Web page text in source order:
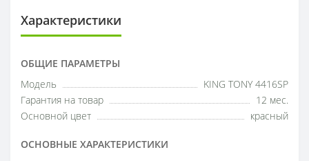
Характеристики
ОБЩИЕ ПАРАМЕТРЫ
Модель
KING TONY 4416SP
Гарантия на товар
12 мес.
Основной цвет
красный
ОСНОВНЫЕ ХАРАКТЕРИСТИКИ